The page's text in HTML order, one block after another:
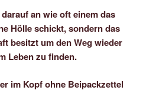
an wie oft einem das
Hölle schickt, sondern das
besitzt um den Weg wieder
Leben zu finden.
im Kopf ohne Beipackzettel